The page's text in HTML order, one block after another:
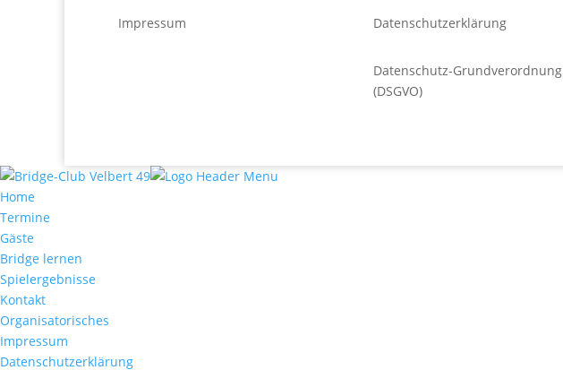
Impressum Datenschutzerklärung
Datenschutz-Grundverordnung
(DSGVO)
Home
Termine
Gäste
Bridge lernen
Spielergebnisse
Kontakt
Organisatorisches
Impressum
Datenschutzerklärung